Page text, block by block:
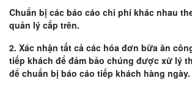
Chuẩn bị các báo cáo chi phí khác nhau
quản lý cấp trên.
2. Xác nhận tất cả các hóa đơn bữa ăn
tiếp khách để đảm bảo chúng được xử lý
để chuẩn bị báo cáo tiếp khách hàng ngày.